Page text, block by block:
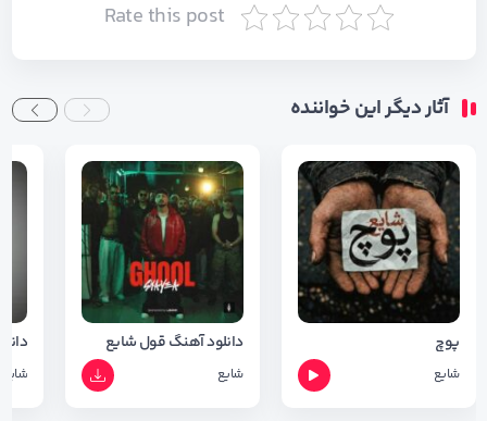
Rate this post
آثار دیگر این خواننده
پوچ
شایع
دانلود آهنگ قول شایع
شایع شایع